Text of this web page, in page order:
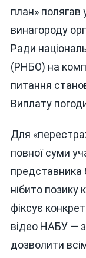
план»
винагороду
Ради
(РНБО) на
питання
Виплату
Для
повної суми
представника
нібито позику
фіксує
відео НАБУ —
дозволити